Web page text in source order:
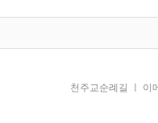
천주교순례길 ㅣ